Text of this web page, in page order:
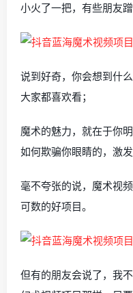
小火了一把，有些朋友
说到好奇，你会想到什
大家都喜欢看；
魔术的魅力，就在于你
如何欺骗你眼睛的，激
毫不夸张的说，魔术视
可数的好项目。
但有的朋友会说了，我